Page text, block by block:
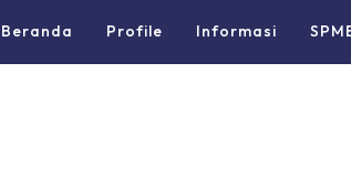
Beranda Profile Informasi